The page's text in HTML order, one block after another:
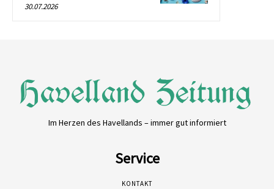
30.07.2026
Im Herzen des Havellands – immer gut informiert
Service
KONTAKT